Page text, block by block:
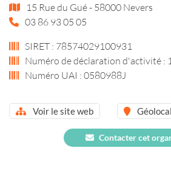
15 Rue du Gué - 58000 Nevers
03 86 93 05 05
SIRET : 78574029100931
Numéro de déclaration d'activité :
Numéro UAI : 0580988J
Voir le site web
Contacter cet